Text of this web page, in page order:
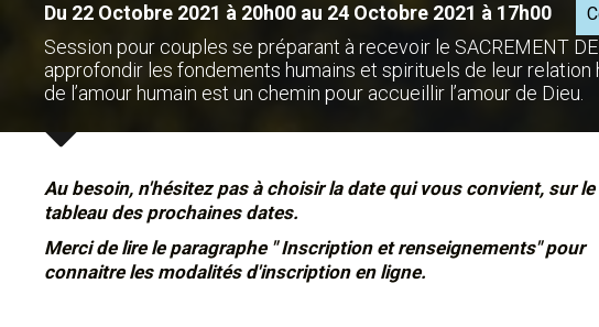
Du 22 Octobre 2021 à 20h00 au 24 Octobre 2021 à 17h00
Session pour couples se préparant à recevoir le SACREMENT
approfondir les fondements humains et spirituels de leur
de l’amour humain est un chemin pour accueillir l’amour de Dieu.
Au besoin, n'hésitez pas à choisir la date qui vous convient, sur le
tableau des prochaines dates.
Merci de lire le paragraphe " Inscription et renseignements" pour
connaitre les modalités d'inscription en ligne.